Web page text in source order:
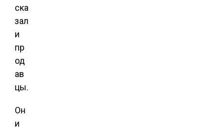
ска
зал
и
пр
од
ав
цы.
Он
и